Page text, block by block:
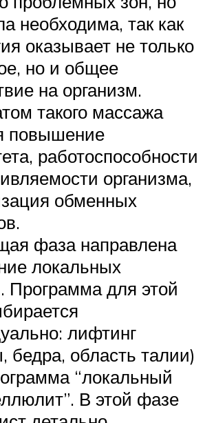
необходима, так как
оказывает не только
но и общее
на организм.
такого массажа
повышение
работоспособности
организма,
обменных
фаза направлена
локальных
Программа для этой
лифтинг
бедра, область талии)
“локальный
В этой фазе